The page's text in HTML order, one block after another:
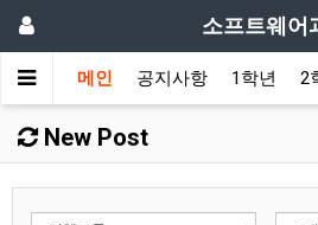
소프트웨어
메인 공지사항 1학년 2
New Post